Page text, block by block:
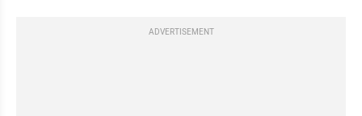
ADVERTISEMENT